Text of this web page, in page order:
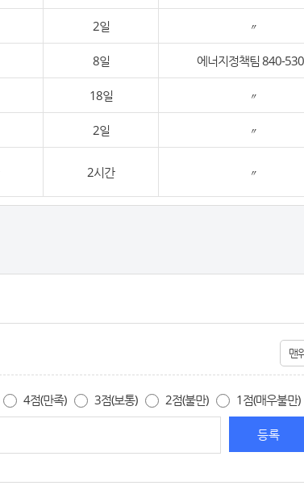
2일 〃
8일 에너지정책팀 840-
18일 〃
2일 〃
2시간 〃
맨
4점(만족) 3점(보통) 2점(불만) 1점(매우불만)